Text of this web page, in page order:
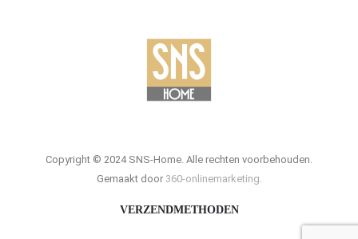
Copyright © 2024 SNS-Home. Alle rechten voorbehouden.
Gemaakt door 360-onlinemarketing.
VERZENDMETHODEN